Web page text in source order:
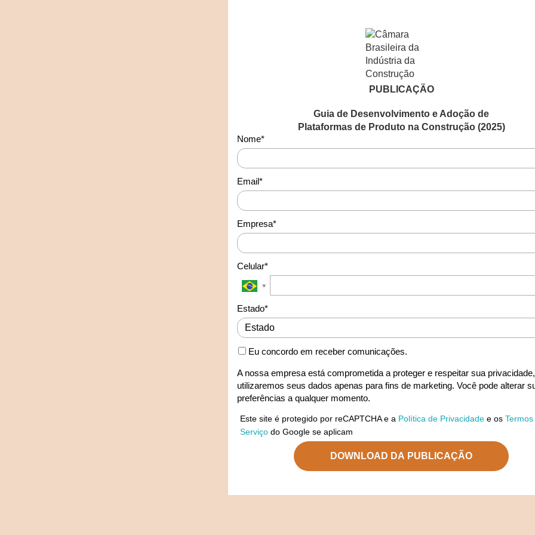
PUBLICAÇÃO
Guia de Desenvolvimento e Adoção de
Plataformas de Produto na Construção (2025)
Nome*
Email*
Empresa*
Celular*
Estado*
Eu concordo em receber comunicações.
A nossa empresa está comprometida a proteger e respeitar sua privacidade,
utilizaremos seus dados apenas para fins de marketing. Você pode alterar
preferências a qualquer momento.
Este site é protegido por reCAPTCHA e a Política de Privacidadee os Termos
Serviçodo Google se aplicam
DOWNLOAD DA PUBLICAÇÃO